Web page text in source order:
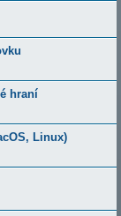
hraní
Linux)